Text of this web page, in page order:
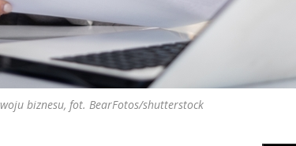
biznesu, fot. BearFotos/shutterstock